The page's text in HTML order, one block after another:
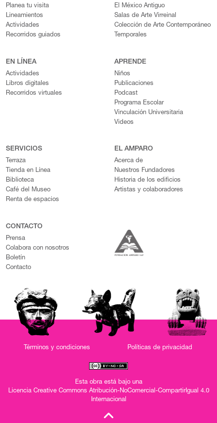
Planea tu visita
Lineamientos
Actividades
Recorridos guiados
El México Antiguo
Salas de Arte Virreinal
Colección de Arte Contemporáneo
Temporales
EN LÍNEA
Actividades
Libros digitales
Recorridos virtuales
APRENDE
Niños
Publicaciones
Podcast
Programa Escolar
Vinculación Universitaria
Videos
SERVICIOS
Terraza
Tienda en Línea
Biblioteca
Café del Museo
Renta de espacios
EL AMPARO
Acerca de
Nuestros Fundadores
Historia de los edificios
Artistas y colaboradores
CONTACTO
Prensa
Colabora con nosotros
Boletín
Contacto
Términos y condiciones Políticas de privacidad
Esta obra está bajo una
Licencia Creative Commons Atribución-NoComercial-CompartirIgual 4.0
Internacional